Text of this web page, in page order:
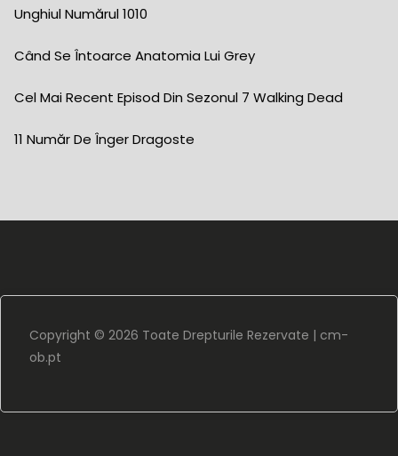
Unghiul Numărul 1010
Când Se Întoarce Anatomia Lui Grey
Cel Mai Recent Episod Din Sezonul 7 Walking Dead
11 Număr De Înger Dragoste
Copyright © 2026 Toate Drepturile Rezervate | cm-
ob.pt